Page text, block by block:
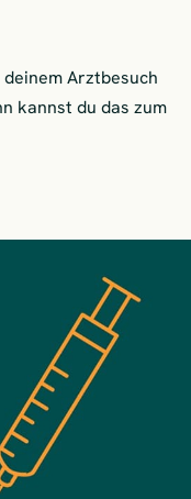
Arztbesuch
kannst du das zum